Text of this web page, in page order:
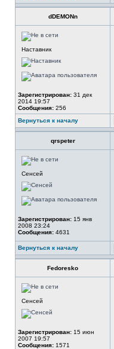
dDEMONn
Наставник
Зарегистрирован: 31 дек
2014 19:57
Сообщения: 256
Вернуться к началу
qrspeter
Сенсей
Зарегистрирован: 15 янв
2008 23:24
Сообщения: 4631
Вернуться к началу
Fedoresko
Сенсей
Зарегистрирован: 15 июн
2007 19:57
Сообщения: 1571